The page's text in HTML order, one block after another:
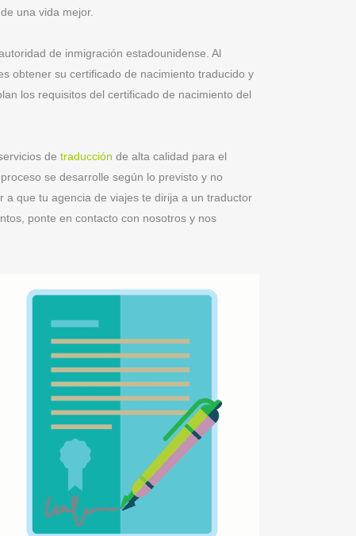
una vida mejor.
de inmigración estadounidense. Al
obtener su certificado de nacimiento traducido y
los requisitos del certificado de nacimiento del
de traducción de alta calidad para el
se desarrolle según lo previsto y no
que tu agencia de viajes te dirija a un traductor
ponte en contacto con nosotros y nos